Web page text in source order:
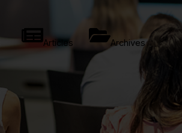
Articles Archives